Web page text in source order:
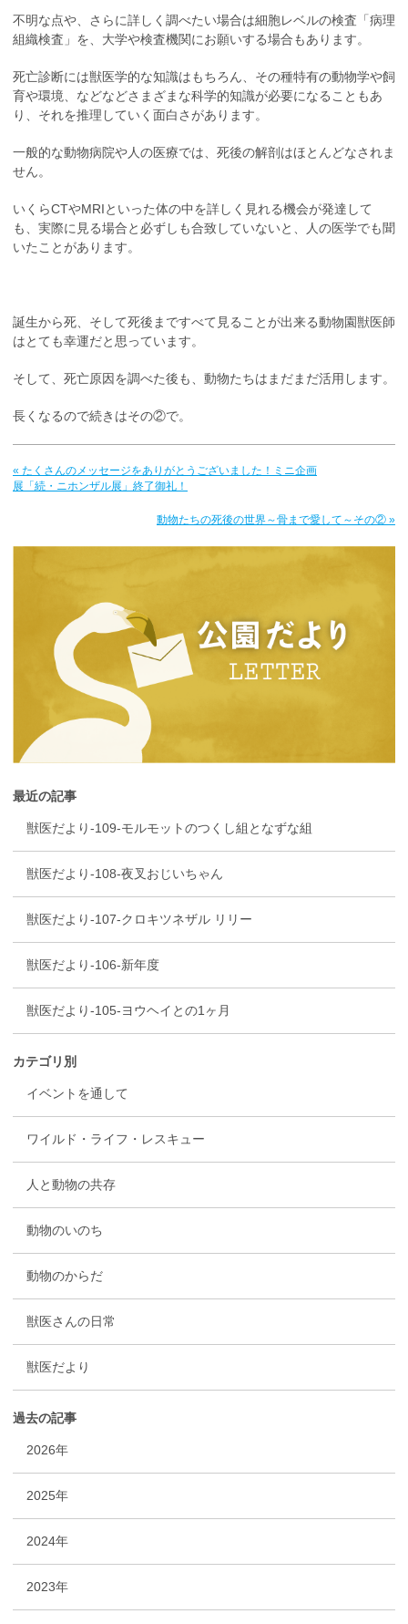
不明な点や、さらに詳しく調べたい場合は細胞レベルの検査「病理
組織検査」を、大学や検査機関にお願いする場合もあります。
死亡診断には獣医学的な知識はもちろん、その種特有の動物学や飼
育や環境、などなどさまざまな科学的知識が必要になることもあ
り、それを推理していく面白さがあります。
一般的な動物病院や人の医療では、死後の解剖はほとんどなされま
せん。
いくらCTやMRIといった体の中を詳しく見れる機会が発達して
も、実際に見る場合と必ずしも合致していないと、人の医学でも聞
いたことがあります。
誕生から死、そして死後まですべて見ることが出来る動物園獣医師
はとても幸運だと思っています。
そして、死亡原因を調べた後も、動物たちはまだまだ活用します。
長くなるので続きはその②で。
« たくさんのメッセージをありがとうございました！ミニ企画
展「続・ニホンザル展」終了御礼！
動物たちの死後の世界～骨まで愛して～その② »
最近の記事
獣医だより-109-モルモットのつくし組となずな組
獣医だより-108-夜叉おじいちゃん
獣医だより-107-クロキツネザル リリー
獣医だより-106-新年度
獣医だより-105-ヨウヘイとの1ヶ月
カテゴリ別
イベントを通して
ワイルド・ライフ・レスキュー
人と動物の共存
動物のいのち
動物のからだ
獣医さんの日常
獣医だより
過去の記事
2026年
2025年
2024年
2023年